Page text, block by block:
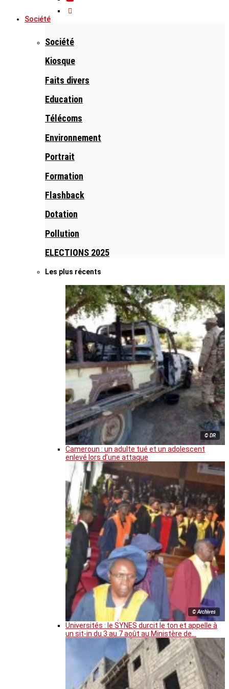
Société
Société
Kiosque
Faits divers
Education
Télécoms
Environnement
Portrait
Formation
Flashback
Dotation
Pollution
ELECTIONS 2025
Les plus récents
© DR
Cameroun : un adulte tué et un adolescent
enlevé lors d’une attaque
© Archives
Universités : le SYNES durcit le ton et appelle à
un sit-in du 3 au 7 août au Ministère de…